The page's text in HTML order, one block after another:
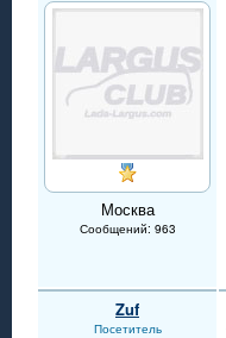
Москва
Сообщений: 963
Zuf
Посетитель